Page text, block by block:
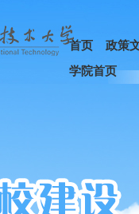
首页
政策
学院首页